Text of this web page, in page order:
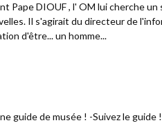
Pape DIOUF , l' OM lui cherche un
Il s'agirait du directeur de
d'être... un homme...
guide de musée ! -Suivez le